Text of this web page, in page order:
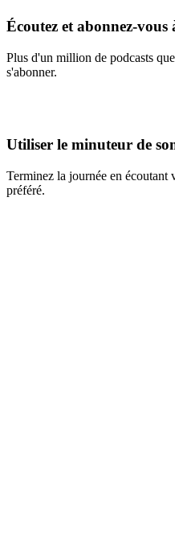
Écoutez et abonnez-vous
Plus d'un million de podcasts
s'abonner.
Utiliser le minuteur de
Terminez la journée en écoutant
préféré.